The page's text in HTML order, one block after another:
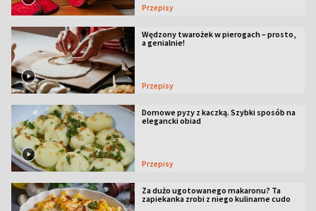
Przepisy
Wędzony twarożek w pierogach – prosto,
a genialnie!
Przepisy
Domowe pyzy z kaczką. Szybki sposób na
elegancki obiad
Przepisy
Za dużo ugotowanego makaronu? Ta
zapiekanka zrobi z niego kulinarne cudo